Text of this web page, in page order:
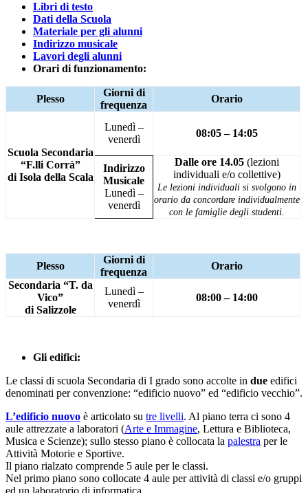
Libri di testo
Dati della Scuola
Materiale per gli alunni
Indirizzo musicale
Lavori degli alunni
Orari di funzionamento:
Plesso
Giorni di
frequenza
Orario
Scuola Secondaria
“F.lli Corrà”
di Isola della Scala
Lunedì –
venerdì
08:05 – 14:05
Indirizzo
Musicale
Lunedì –
venerdì
Dalle ore 14.05(lezioni
individuali e/o collettive)
Le lezioni individuali si svolgono in
orario da concordare individualmente
con le famiglie degli studenti.
Plesso
Giorni di
frequenza
Orario
Secondaria “T. da
Vico”
di Salizzole
Lunedì –
venerdì
08:00 – 14:00
Gli edifici:
Le classi di scuola Secondaria di I grado sono accolte in due edifici
denominati per convenzione: “edificio nuovo” ed “edificio vecchio”.
L’edificio nuovo è articolato su tre livelli. Al piano terra ci sono 4
aule attrezzate a laboratori (Arte e Immagine, Lettura e Biblioteca,
Musica e Scienze); sullo stesso piano è collocata la palestra per le
Attività Motorie e Sportive.
Il piano rialzato comprende 5 aule per le classi.
Nel primo piano sono collocate 4 aule per attività di classi e/o gruppi